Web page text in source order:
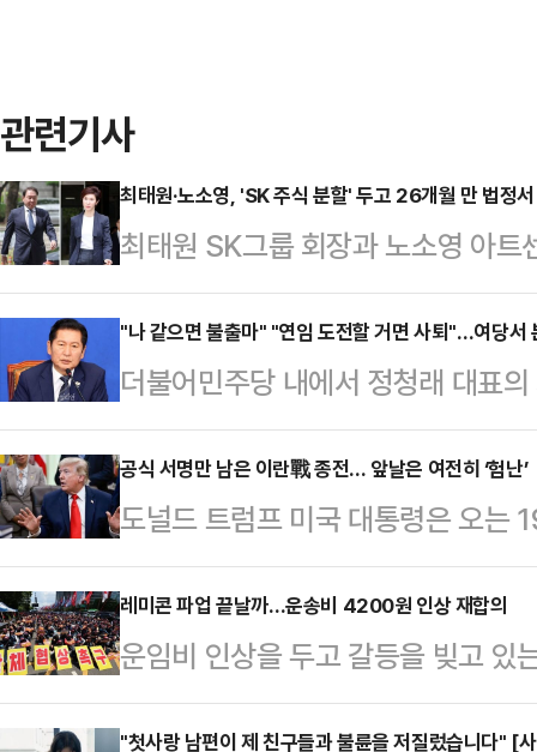
관련기사
최태원·노소영, 'SK 주식 분할' 두고 26개월 만 법정
최태원 SK그룹 회장과 노소영 아
다. 두 사람이 법정에서 마주하는
막 변론 이후 약 2년2개월 만이다.
오후 2시 두 사람의 재산 분할 파기
14일 열린 첫 조정기일에는 양측
난 1월 비공개로 진행된 파기환송
다.조정은 법원이 판결을 선고하는
다. …
"나 같으면 불출마" "연임 도전할 거면 사퇴"…여당서
더불어민주당 내에서 정청래 대표
지방선거 결과에 대해 책임져야 한
이라면 즉시 사퇴해야 한다는 주장
SBS 라디오에 출연해 정 대표의 '
가 이재명 대통령이 설사 잘못했더
"이재명 정부의 최대 개혁·혁신은
기가 1년 가고 4년 남았는데, 이것
은 짧다'고 …
공식 서명만 남은 이란戰 종전… 앞날은 여전히 ‘험난’
도널드 트럼프 미국 대통령은 오는
서명할 것이라고 14일 밝혔다. 미
하면 지난 2월28일 개전 이후 111
모색에 본격적으로 접어들 전망이
은 이날 자신 소유의 소셜미디어
레미콘 파업 끝날까…운송비 4200원 인상 재합의
운임비 인상을 두고 갈등을 빚고 있
사들이 합의안을 다시 마련했다. 노
"첫사랑 남편이 제 친구들과 불륜을 저질렀습니다" [